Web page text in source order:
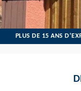
PLUS DE 15 ANS